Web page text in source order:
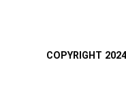
COPYRIGHT